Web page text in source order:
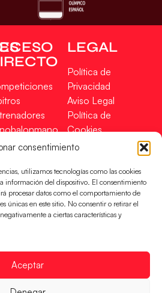
consentimiento
utilizamos tecnologías como las cookies
información del dispositivo. El consentimiento
procesar datos como el comportamiento de
únicas en este sitio. No consentir o retirar el
a ciertas características y
Aceptar
LEGAL
Política de
Privacidad
Aviso Legal
Política de
Cookies
Mapa Web
EN
FINANCIADO
los derechos reservados –